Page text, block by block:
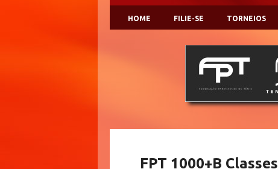
HOME FILIE-SE TORNEIOS
FPT 1000+B Classes